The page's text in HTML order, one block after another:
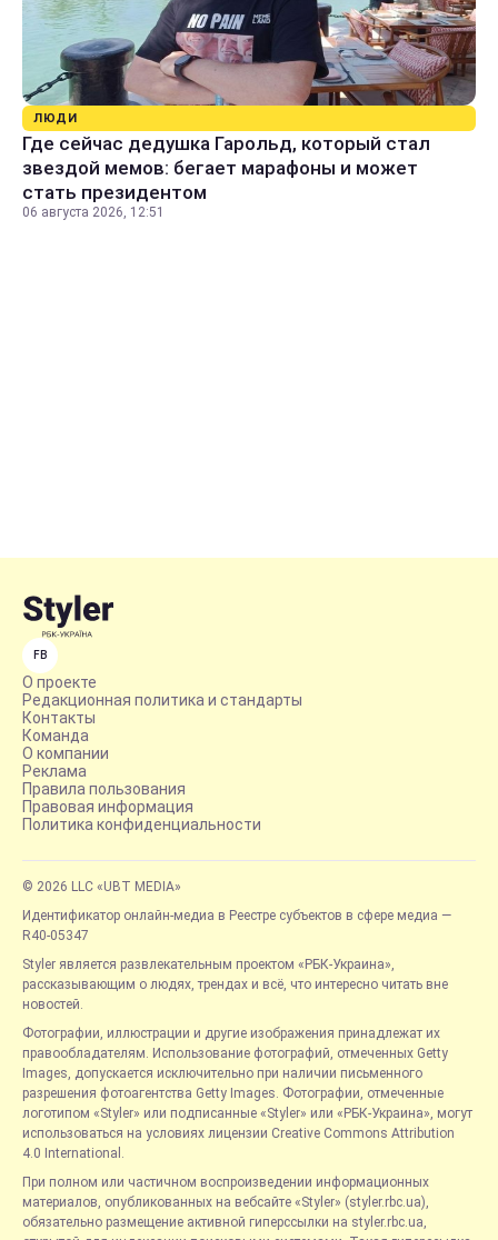
ЛЮДИ
Где сейчас дедушка Гарольд, который стал
звездой мемов: бегает марафоны и может
стать президентом
06 августа 2026, 12:51
FB
О проекте
Редакционная политика и стандарты
Контакты
Команда
О компании
Реклама
Правила пользования
Правовая информация
Политика конфиденциальности
© 2026 LLC «UBT MEDIA»
Идентификатор онлайн-медиа в Реестре субъектов в сфере медиа —
R40-05347
Styler является развлекательным проектом «РБК-Украина»,
рассказывающим о людях, трендах и всё, что интересно читать вне
новостей.
Фотографии, иллюстрации и другие изображения принадлежат их
правообладателям. Использование фотографий, отмеченных Getty
Images, допускается исключительно при наличии письменного
разрешения фотоагентства Getty Images. Фотографии, отмеченные
логотипом «Styler» или подписанные «Styler» или «РБК-Украина», могут
использоваться на условиях лицензии Creative Commons Attribution
4.0 International.
При полном или частичном воспроизведении информационных
материалов, опубликованных на вебсайте «Styler» (styler.rbc.ua),
обязательно размещение активной гиперссылки на styler.rbc.ua,